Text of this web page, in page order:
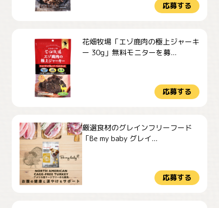
応募する
花畑牧場「エゾ鹿肉の極上ジャーキ
ー 30g」無料モニターを募...
応募する
厳選食材のグレインフリーフード
「Be my baby グレイ...
応募する